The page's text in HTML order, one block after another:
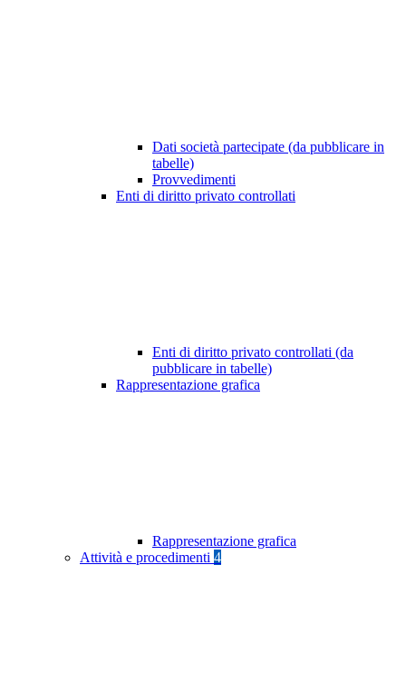
Dati società partecipate (da pubblicare in
tabelle)
Provvedimenti
Enti di diritto privato controllati
Enti di diritto privato controllati (da
pubblicare in tabelle)
Rappresentazione grafica
Rappresentazione grafica
Attività e procedimenti 4